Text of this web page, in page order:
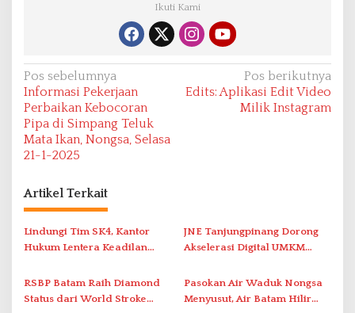
Ikuti Kami
N
a
v
i
a
s
i
p
o
s
Pos sebelumnya
Informasi Pekerjaan
Perbaikan Kebocoran
Pipa di Simpang Teluk
Mata Ikan, Nongsa, Selasa
21-1-2025
Pos berikutnya
Edits: Aplikasi Edit Video
Milik Instagram
Artikel Terkait
Lindungi Tim SK4, Kantor
Hukum Lentera Keadilan
Perlawanan ke Petugas di
Bukik Batarah
JNE Tanjungpinang Dorong
Akselerasi Digital UMKM
2026
RSBP Batam Raih Diamond
Status dari World Stroke
Pasokan Air Waduk Nongsa
Menyusut, Air Batam Hilir